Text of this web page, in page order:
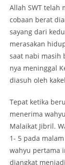
Allah SWT telah
cobaan berat
sayang dari
merasakan
saat nabi masih
nya meninggal
diasuh oleh
Tepat ketika
menerima
Malaikat Jibril.
1- 5 pada
wahyu pertama
diangkat